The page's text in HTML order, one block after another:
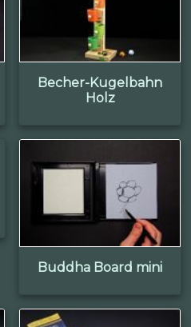
Becher-Kugelbahn
Holz
Buddha Board mini